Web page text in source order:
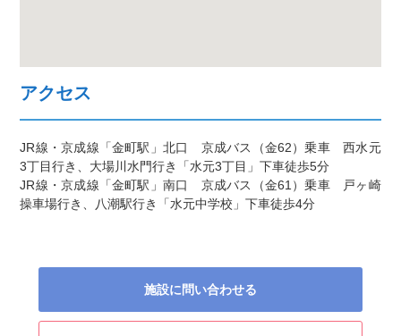
アクセス
JR線・京成線「金町駅」北口 京成バス（金62）乗車 西水元
3丁目行き、大場川水門行き「水元3丁目」下車徒歩5分
JR線・京成線「金町駅」南口 京成バス（金61）乗車 戸ヶ崎
操車場行き、八潮駅行き「水元中学校」下車徒歩4分
施設に問い合わせる